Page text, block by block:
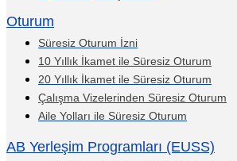
Oturum
Süresiz Oturum İzni
10 Yıllık İkamet ile Süresiz Oturum
20 Yıllık İkamet ile Süresiz Oturum
Çalışma Vizelerinden Süresiz Oturum
Aile Yolları ile Süresiz Oturum
AB Yerleşim Programları (EUSS)